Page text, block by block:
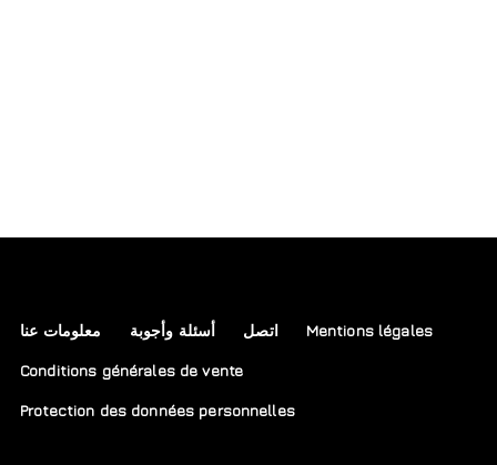
معلومات عنا أسئلة وأجوبة اتصل Mentions légales
Conditions générales de vente
Protection des données personnelles